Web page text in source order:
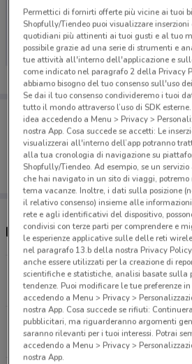
Ci dispiace, al momento non
volantini nella tua zona.
Porta DoveConviene sempre
Puoi trovare le migliori
salvarle e creare la tua lista
dal tuo cellulare.
Negozi Eni a Salerno
Via Irno Salerno
1.2 km
Via Medaglie D'oro Salerno
3.4 km
Permettici di fornirti offerte più vicine ai tuoi
Shopfully/Tiendeo puoi visualizzare
quotidiani più attinenti ai tuoi gusti e al tuo
possibile grazie ad una serie di strumenti e
tue attività all'interno dell'applicazione e
come indicato nel paragrafo 2 della Privacy
abbiamo bisogno del tuo consenso sull'uso
Se dai il tuo consenso condivideremo i tuoi
tutto il mondo attraverso l’uso di SDK
idea accedendo a Menu > Privacy >
nostra App. Cosa succede se accetti: Le
visualizzerai all'interno dell’app potranno
alla tua cronologia di navigazione su
Shopfully/Tiendeo. Ad esempio, se un
che hai navigato in un sito di viaggi,
tema vacanze. Inoltre, i dati sulla posizione
il relativo consenso) insieme alle
rete e agli identificativi del dispositivo,
condivisi con terze parti per comprendere e
le esperienze applicative sulle delle reti
nel paragrafo 13.b della nostra Privacy
anche essere utilizzati per la creazione di
scientifiche e statistiche, analisi basate sulla
tendenze. Puoi modificare le tue preferenze
accedendo a Menu > Privacy >
nostra App. Cosa succede se rifiuti:
pubblicitari, ma riguarderanno argomenti
saranno rilevanti per i tuoi interessi. Potrai
accedendo a Menu > Privacy >
nostra App.